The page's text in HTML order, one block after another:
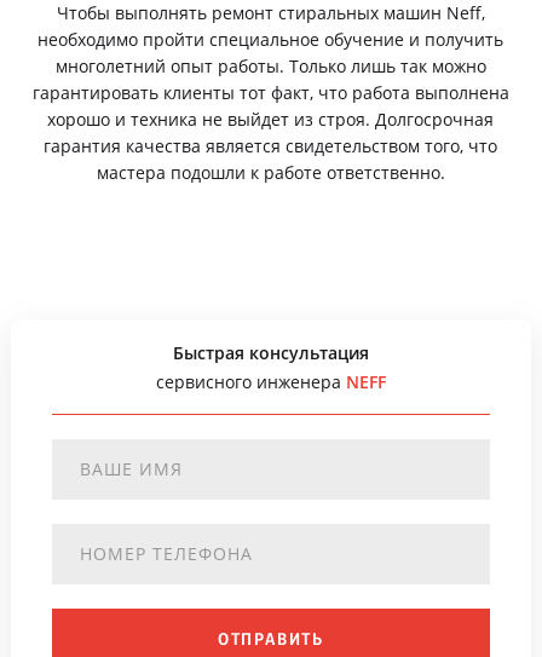
Чтобы выполнять ремонт стиральных машин Neff,
необходимо пройти специальное обучение и получить
многолетний опыт работы. Только лишь так можно
гарантировать клиенты тот факт, что работа выполнена
хорошо и техника не выйдет из строя. Долгосрочная
гарантия качества является свидетельством того, что
мастера подошли к работе ответственно.
Быстрая консультация
сервисного инженера NEFF
ОТПРАВИТЬ